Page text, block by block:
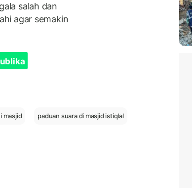
salah dan
agar semakin
masjid paduan suara di masjid istiqlal